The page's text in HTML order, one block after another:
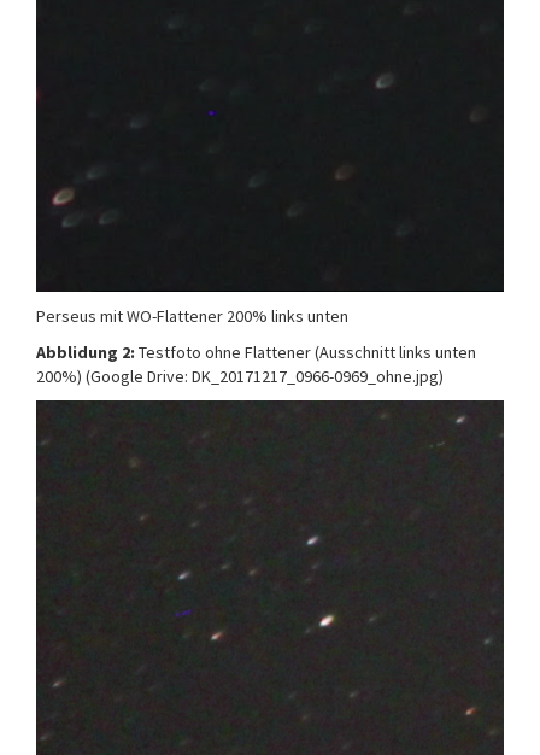
Perseus mit WO-Flattener 200% links unten
Abblidung 2: Testfoto ohne Flattener (Ausschnitt links unten
200%) (Google Drive: DK_20171217_0966-0969_ohne.jpg)